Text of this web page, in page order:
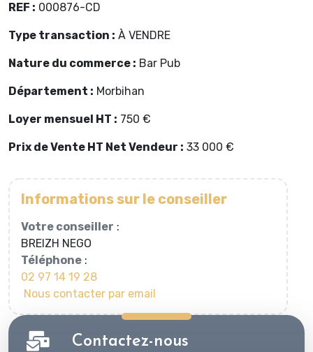
REF : 000876-CD
Type transaction : À VENDRE
Nature du commerce : Bar Pub
Département : Morbihan
Loyer mensuel HT : 750 €
Prix de Vente HT Net Vendeur : 33 000 €
Informations sur le conseiller
Votre conseiller :
BREIZH NEGO
Téléphone :
02 97 14 19 28
Nous contacter par email
Contactez-nous